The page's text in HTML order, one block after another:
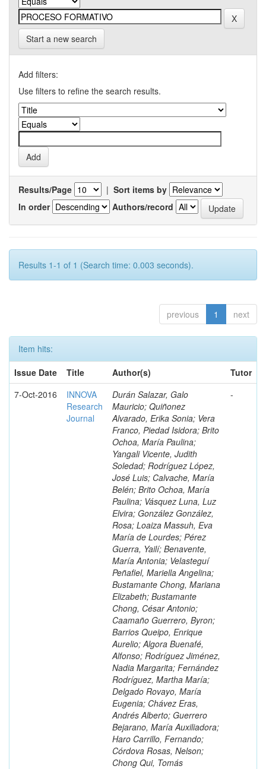
Start a new search
Add filters:
Use filters to refine the search results.
Results/Page | Sort items by
In order
Authors/record
Results 1-1 of 1 (Search time: 0.003 seconds).
previous 1 next
Item hits:
Issue Date
Title Author(s)
Tutor
7-Oct-2016
INNOVA
Research
Journal
Durán Salazar, Galo
Mauricio; Quiñonez
Alvarado, Erika Sonia; Vera
Franco, Piedad Isidora; Brito
Ochoa, María Paulina;
Yangali Vicente, Judith
Soledad; Rodríguez López,
José Luis; Calvache, María
Belén; Brito Ochoa, María
Paulina; Vásquez Luna, Luz
Elvira; González González,
Rosa; Loaiza Massuh, Eva
María de Lourdes; Pérez
Guerra, Yailí; Benavente,
María Antonia; Velasteguí
Peñafiel, Mariella Angelina;
Bustamante Chong, Mariana
Elizabeth; Bustamante
Chong, César Antonio;
Caamaño Guerrero, Byron;
Barrios Queipo, Enrique
Aurelio; Algora Buenafé,
Alfonso; Rodríguez Jiménez,
Nadia Margarita; Fernández
Rodríguez, Martha María;
Delgado Rovayo, María
Eugenia; Chávez Eras,
Andrés Alberto; Guerrero
Bejarano, María Auxiliadora;
Haro Carrillo, Fernando;
Córdova Rosas, Nelson;
Chong Qui, Tomás
-